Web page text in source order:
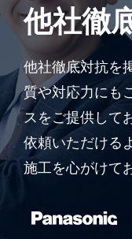
他社徹
他社徹底対抗を
質や対応力にも
スをご提供して
依頼いただける
施工を心がけて